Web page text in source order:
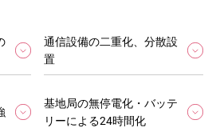
通信設備の二重化、分散設
置
基地局の無停電化・バッテ
リーによる24時間化